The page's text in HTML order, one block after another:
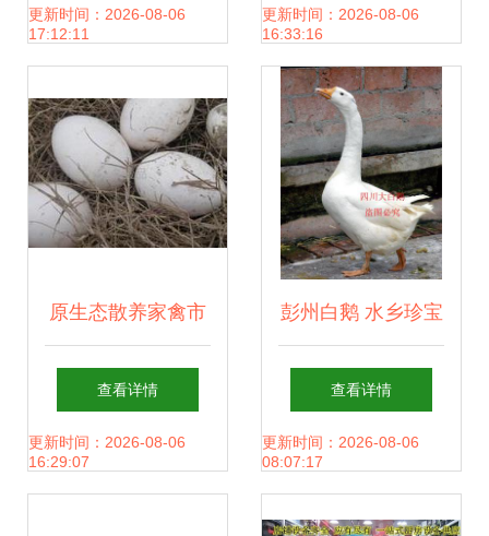
识与图片导览
更新时间：2026-08-06
17:12:11
界
更新时间：2026-08-06
16:33:16
原生态散养家禽市
场价格揭秘——厂
家长按下接口·邗放
查看详情
更新时间：2026-08-06
16:29:07
彭州白鹅 水乡珍宝
的引吭高歌
查看详情
更新时间：2026-08-06
08:07:17